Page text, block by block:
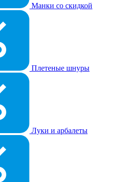
Манки со скидкой
Плетеные шнуры
Луки и арбалеты